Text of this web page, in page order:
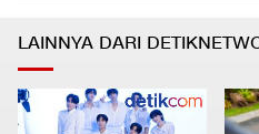
LAINNYA DARI